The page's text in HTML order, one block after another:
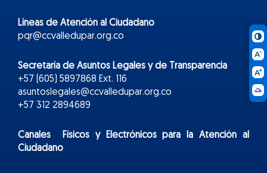
Líneas de Atención al Ciudadano
pqr@ccvalledupar.org.co
Secretaría de Asuntos Legales y de Transparencia
+57 (605) 5897868 Ext. 116
asuntoslegales@ccvalledupar.org.co
+57 312 2894689
Canales Físicos yElectrónicospara la Atención al
Ciudadano